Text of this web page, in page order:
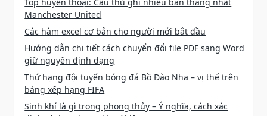
Manchester United
Các hàm excel cơ bản cho người mới bắt đầu
Hướng dẫn chi tiết cách chuyển đổi file PDF sang Word
giữ nguyên định dạng
Thứ hạng đội tuyển bóng đá Bồ Đào Nha – vị thế trên
bảng xếp hạng FIFA
Sinh khí là gì trong phong thủy – Ý nghĩa, cách xác